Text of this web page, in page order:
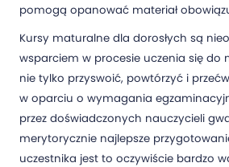
pomogą opanować materiał
Kursy maturalne dla dorosłych są
wsparciem w procesie uczenia się do
nie tylko przyswoić, powtórzyć i
w oparciu o wymagania
przez doświadczonych nauczycieli
merytorycznie najlepsze
uczestnika jest to oczywiście bardzo